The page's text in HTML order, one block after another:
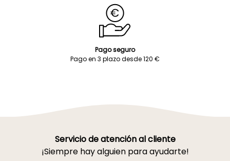
Pago seguro
Pago en 3 plazo desde 120 €
Servicio de atención al cliente
¡Siempre hay alguien para ayudarte!